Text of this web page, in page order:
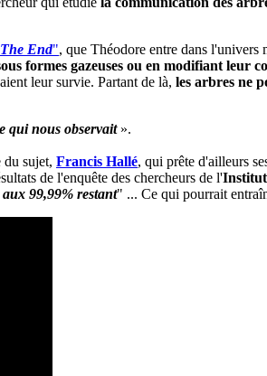
The End", que Théodore entre dans l'univers
formes gazeuses ou en modifiant leur
leur survie. Partant de là, les arbres ne
qui nous observait».
du sujet, Francis Hallé, qui prête d'ailleurs
de l'enquête des chercheurs de l'Institut
99,99% restant" ... Ce qui pourrait